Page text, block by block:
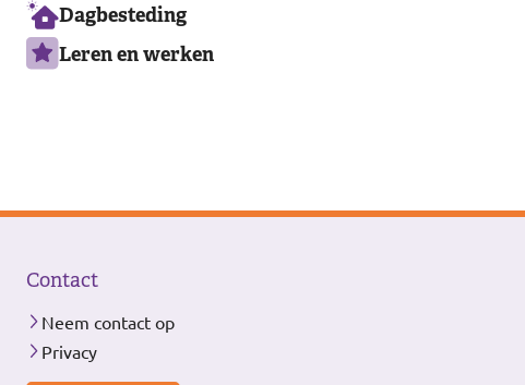
Dagbesteding
Leren en werken
Contact
Neem contact op
Privacy